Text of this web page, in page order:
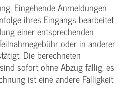
Eingehende Anmeldungen
ihres Eingangs bearbeitet
einer entsprechenden
oder in anderer
Die berechneten
sofort ohne Abzug fällig, es
ist eine andere Fälligkeit